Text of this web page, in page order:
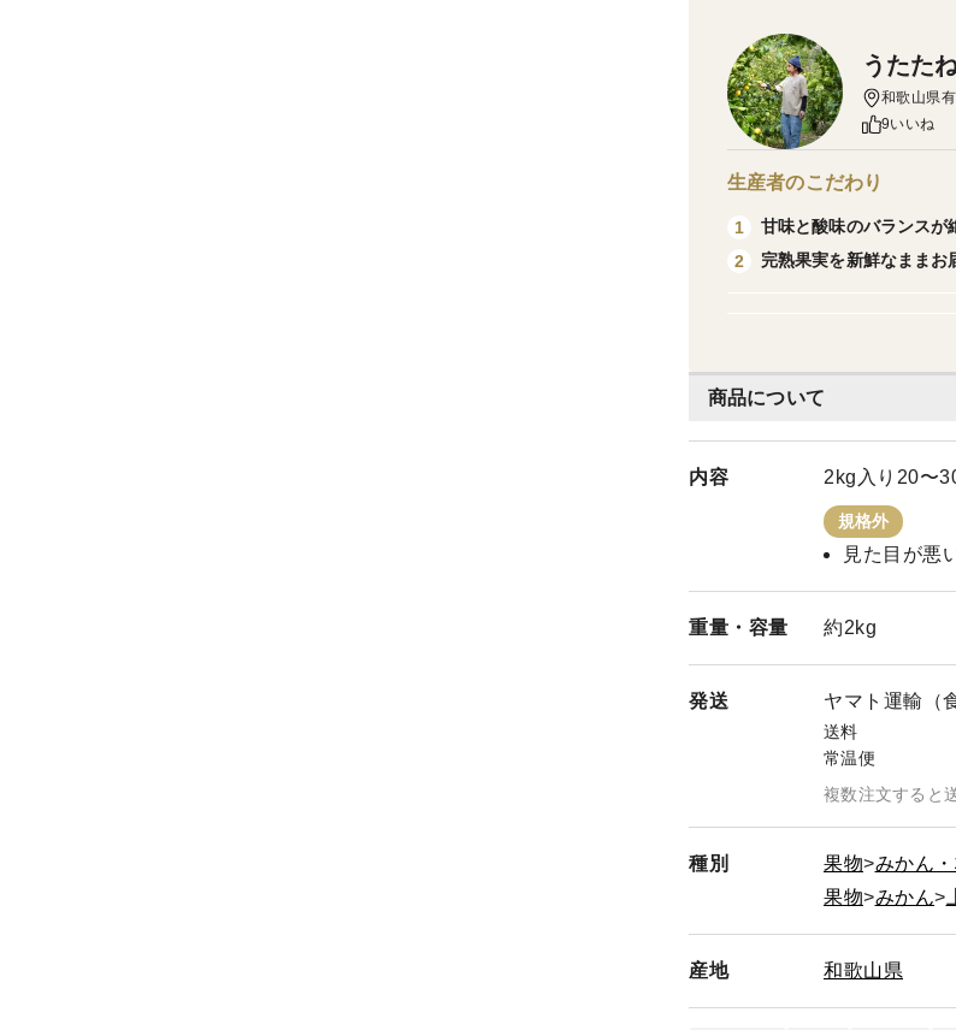
商品について
内容 2kg入り20〜
規格外
見た目が悪
重量・ 容量 約2kg
発送 ヤマト運輸（
送料
常温便
複数注文すると
種別 果物
みかん
果物
みかん
産地 和歌山県
うたた
和歌山県
9いいね
生産者のこだわり
1
甘味と酸味のバランスが
2
完熟果実を新鮮なままお